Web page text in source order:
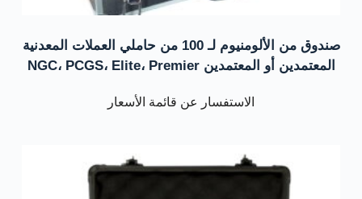
صندوق من الألومنيوم لـ 100 من حاملي العملات المعدنية
المعتمدين أو المعتمدين NGC، PCGS، Elite، Premier
الاستفسار عن قائمة الأسعار